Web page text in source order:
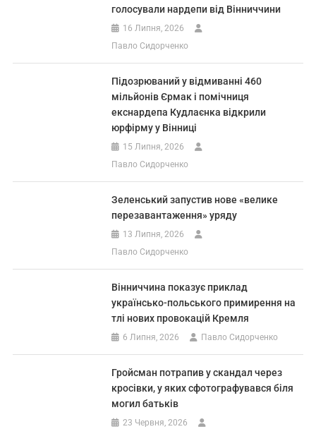
голосували нардепи від Вінниччини
16 Липня, 2026
Павло Сидорченко
Підозрюваний у відмиванні 460
мільйонів Єрмак і помічниця
екснардепа Кудлаєнка відкрили
юрфірму у Вінниці
15 Липня, 2026
Павло Сидорченко
Зеленський запустив нове «велике
перезавантаження» уряду
13 Липня, 2026
Павло Сидорченко
Вінниччина показує приклад
українсько-польського примирення на
тлі нових провокацій Кремля
6 Липня, 2026 Павло Сидорченко
Гройсман потрапив у скандал через
кросівки, у яких сфотографувався біля
могил батьків
23 Червня, 2026